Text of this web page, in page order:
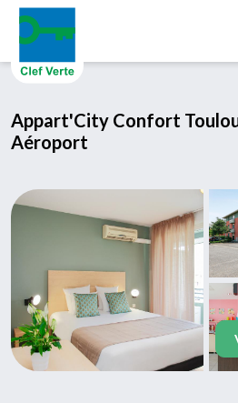
Appart'City Confort
Aéroport